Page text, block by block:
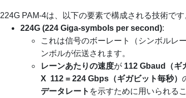
224G PAM-4は、以下の要素で構成される技術です
224G (224 Giga-symbols per second):
これは信号のボーレート（シンボルレ
ンボルが伝送されます。
レーンあたりの速度が 112 Gbaud （ギ
X 112 = 224 Gbps （ギガビット毎秒）
データレート を示すために用いられる